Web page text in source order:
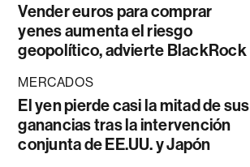
Vender euros para comprar
yenes aumenta el riesgo
geopolítico, advierte BlackRock
MERCADOS
El yen pierde casi la mitad de sus
ganancias tras la intervención
conjunta de EE.UU. y Japón